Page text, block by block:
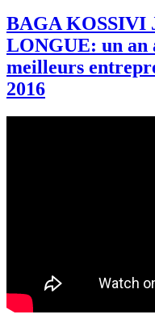
BAGA KOSSIVI
LONGUE: un an
meilleurs
2016